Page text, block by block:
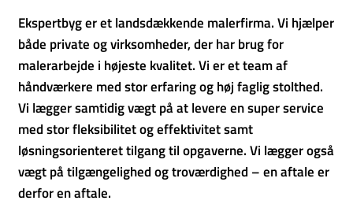
Ekspertbyg er et landsdækkende malerfirma. Vi hjælper
både private og virksomheder, der har brug for
malerarbejde i højeste kvalitet. Vi er et team af
håndværkere med stor erfaring og høj faglig stolthed.
Vi lægger samtidig vægt på at levere en super service
med stor fleksibilitet og effektivitet samt
løsningsorienteret tilgang til opgaverne. Vi lægger også
vægt på tilgængelighed og troværdighed – en aftale er
derfor en aftale.